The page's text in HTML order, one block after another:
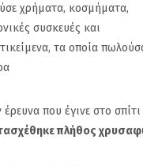
χρήματα, κοσμήματα,
συσκευές και
τα οποία
που έγινε στο σπίτι
πλήθος